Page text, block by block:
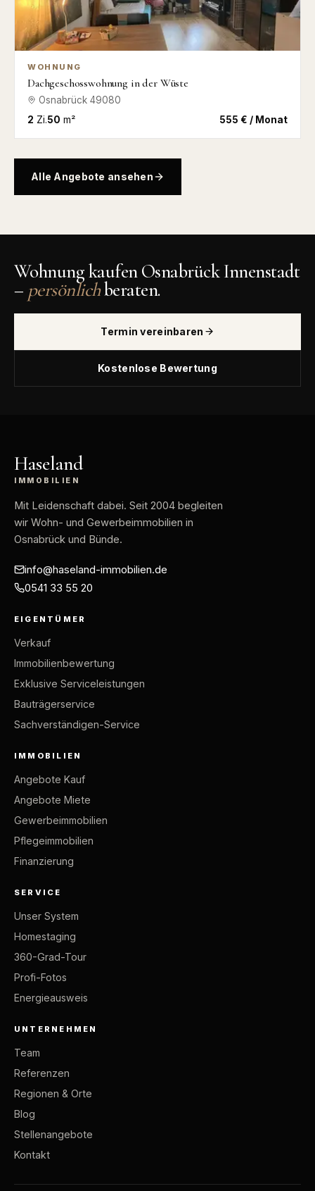
WOHNUNG
Dachgeschosswohnung in der Wüste
Osnabrück 49080
2 Zi.50 m² 555 € / Monat
Alle Angebote ansehen
Wohnung kaufen Osnabrück Innenstadt
– persönlichberaten.
Termin vereinbaren
Kostenlose Bewertung
Haseland
IMMOBILIEN
Mit Leidenschaft dabei. Seit 2004 begleiten
wir Wohn- und Gewerbeimmobilien in
Osnabrück und Bünde.
info@haseland-immobilien.de
0541 33 55 20
EIGENTÜMER
Verkauf
Immobilienbewertung
Exklusive Serviceleistungen
Bauträgerservice
Sachverständigen-Service
IMMOBILIEN
Angebote Kauf
Angebote Miete
Gewerbeimmobilien
Pflegeimmobilien
Finanzierung
SERVICE
Unser System
Homestaging
360-Grad-Tour
Profi-Fotos
Energieausweis
UNTERNEHMEN
Team
Referenzen
Regionen & Orte
Blog
Stellenangebote
Kontakt